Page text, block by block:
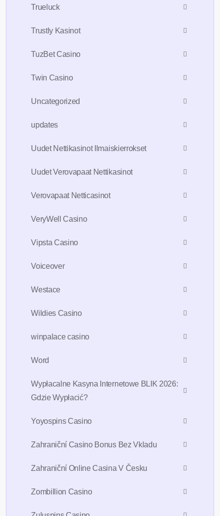
Trueluck
Trustly Kasinot
TuzBet Casino
Twin Casino
Uncategorized
updates
Uudet Nettikasinot Ilmaiskierrokset
Uudet Verovapaat Nettikasinot
Verovapaat Netticasinot
VeryWell Casino
Vipsta Casino
Voiceover
Westace
Wildies Casino
winpalace casino
Word
Wypłacalne Kasyna Internetowe BLIK 2026:
Gdzie Wypłacić?
Yoyospins Casino
Zahraniční Casino Bonus Bez Vkladu
Zahraniční Online Casina V Česku
Zombillion Casino